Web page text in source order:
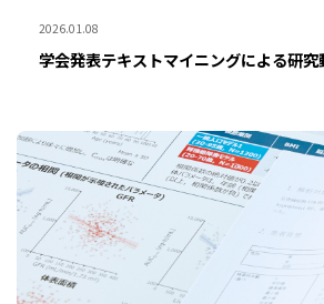
2026.01.08
学会発表テキストマイニングによる研究